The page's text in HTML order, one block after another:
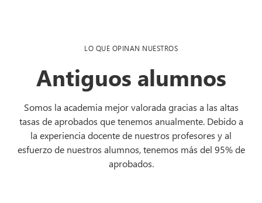
LO QUE OPINAN NUESTROS
Antiguos alumnos
Somos la academia mejor valorada gracias a las altas
tasas de aprobados que tenemos anualmente. Debido a
la experiencia docente de nuestros profesores y al
esfuerzo de nuestros alumnos, tenemos más del 95% de
aprobados.